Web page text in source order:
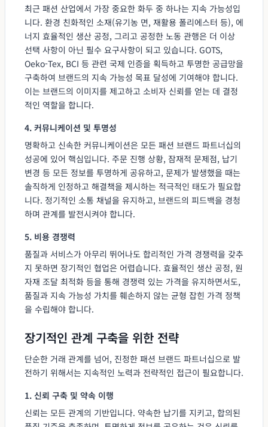
최근 패션 산업에서 가장 중요한 화두 중 하나는 지속 가능성입
니다. 환경 친화적인 소재(유기농 면, 재활용 폴리에스터 등), 에
너지 효율적인 생산 공정, 그리고 공정한 노동 관행은 더 이상
선택 사항이 아닌 필수 요구사항이 되고 있습니다. GOTS,
Oeko-Tex, BCI 등 관련 국제 인증을 획득하고 투명한 공급망을
구축하여 브랜드의 지속 가능성 목표 달성에 기여해야 합니다.
이는 브랜드의 이미지를 제고하고 소비자 신뢰를 얻는 데 결정
적인 역할을 합니다.
4. 커뮤니케이션 및 투명성
명확하고 신속한 커뮤니케이션은 모든 패션 브랜드 파트너십의
성공에 있어 핵심입니다. 주문 진행 상황, 잠재적 문제점, 납기
변경 등 모든 정보를 투명하게 공유하고, 문제가 발생했을 때는
솔직하게 인정하고 해결책을 제시하는 적극적인 태도가 필요합
니다. 정기적인 소통 채널을 유지하고, 브랜드의 피드백을 경청
하며 관계를 발전시켜야 합니다.
5. 비용 경쟁력
품질과 서비스가 아무리 뛰어나도 합리적인 가격 경쟁력을 갖추
지 못하면 장기적인 협업은 어렵습니다. 효율적인 생산 공정, 원
자재 조달 최적화 등을 통해 경쟁력 있는 가격을 유지하면서도,
품질과 지속 가능성 가치를 훼손하지 않는 균형 잡힌 가격 정책
을 수립해야 합니다.
장기적인 관계 구축을 위한 전략
단순한 거래 관계를 넘어, 진정한 패션 브랜드 파트너십으로 발
전하기 위해서는 지속적인 노력과 전략적인 접근이 필요합니다.
1. 신뢰 구축 및 약속 이행
신뢰는 모든 관계의 기반입니다. 약속한 납기를 지키고, 합의된